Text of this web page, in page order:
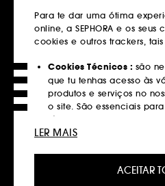
Entregas grátis
em compras
Saber mais
Devoluções
Gratuitas até 30 dias
Click&Collect
Recolha em loja em
Para te dar uma ótima
online, a SEPHORA e os
cookies e outros trackers,
Cookies Técnicos : são
que tu tenhas acesso às
produtos e serviços no
o site. São essenciais
técnico do site e não
personalizada, ACEITAR
LER MAIS